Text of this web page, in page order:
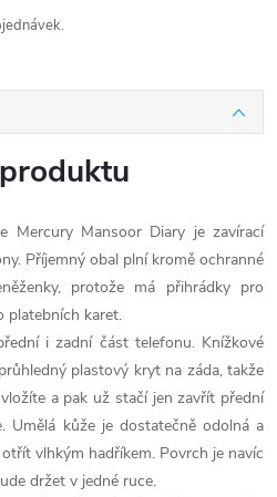
Mercury Mansoor Diary je zavírací
Příjemný obal plní kromě ochranné
protože má přihrádky pro
platebních karet.
i zadní část telefonu. Knížkové
plastový kryt na záda, takže
a pak už stačí jen zavřít přední
Umělá kůže je dostatečně odolná a
vlhkým hadříkem. Povrch je navíc
držet v jedné ruce.